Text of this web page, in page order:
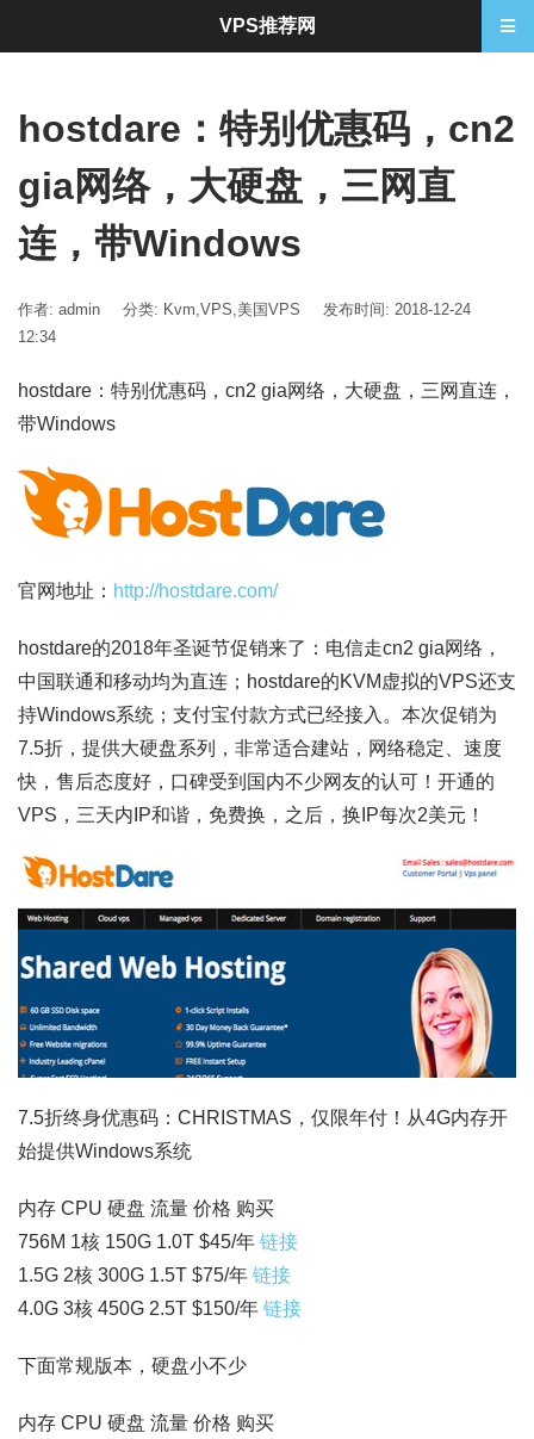
hostdare：特别优惠码，cn2
gia网络，大硬盘，三网直
连，带Windows
作者: admin 分类: Kvm,VPS,美国VPS
发布时间: 2018-12-24
12:34
hostdare：特别优惠码，cn2 gia网络，大硬盘，三网直连，
带Windows
官网地址： http://hostdare.com/
hostdare的2018年圣诞节促销来了：电信走cn2 gia网络，
中国联通和移动均为直连；hostdare的KVM虚拟的VPS还支
持Windows系统；支付宝付款方式已经接入。本次促销为
7.5折，提供大硬盘系列，非常适合建站，网络稳定、速度
快，售后态度好，口碑受到国内不少网友的认可！开通的
VPS，三天内IP和谐，免费换，之后，换IP每次2美元！
7.5折终身优惠码：CHRISTMAS，仅限年付！从4G内存开
始提供Windows系统
内存 CPU 硬盘 流量 价格 购买
756M 1核 150G 1.0T $45/年 链接
1.5G 2核 300G 1.5T $75/年 链接
4.0G 3核 450G 2.5T $150/年 链接
下面常规版本，硬盘小不少
内存 CPU 硬盘 流量 价格 购买
VPS推荐网